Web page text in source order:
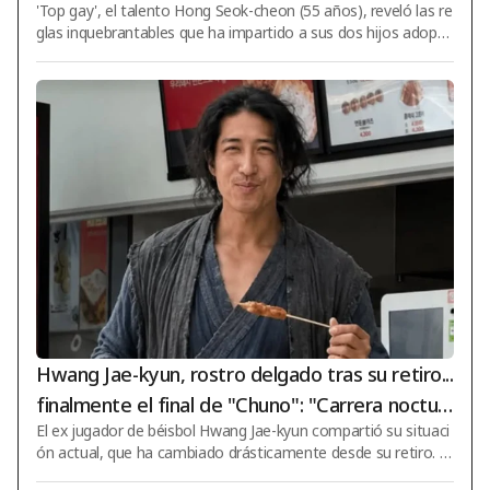
zo la prohibición de drogas y el uso de anticonc
eptivos para mis hijos, siempre los reviso" [Star
Issue]
'Top gay', el talento Hong Seok-cheon (55 años), reveló las re
glas inquebrantables que ha impartido a sus dos hijos adoptiv
n video titulado 'Preguntando a Hong Seok-cheon sobre la ub
icación ideal del cine IMAX Odyssey'. En dicho video, el invitad
o Hong Seok-cheon recordó los momentos en que tomó la d
ecisión de adoptar: "Eran mi hermana mayor y sus hijos. Des
pués de que mi hermana se divorció, sentí que mis niños nec
Hwang Jae-kyun, rostro delgado tras su retiro...
finalmente el final de "Chuno": "Carrera noctur
na"
El ex jugador de béisbol Hwang Jae-kyun compartió su situaci
ón actual, que ha cambiado drásticamente desde su retiro. H